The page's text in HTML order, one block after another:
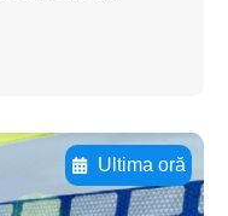
Ultima oră
pentru